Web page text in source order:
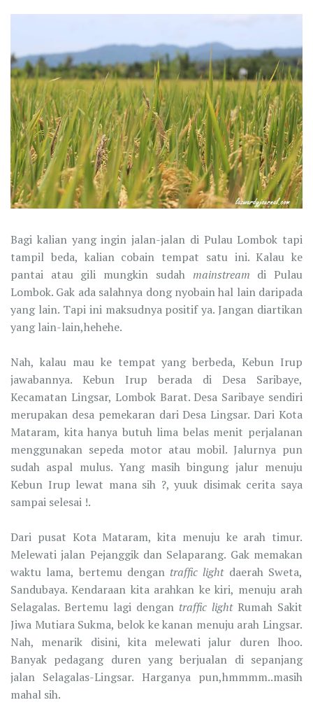
Bagi kalian yang ingin jalan-jalan di Pulau Lombok tapi
tampil beda, kalian cobain tempat satu ini. Kalau ke
pantai atau gili mungkin sudah mainstream di Pulau
Lombok. Gak ada salahnya dong nyobain hal lain daripada
yang lain. Tapi ini maksudnya positif ya. Jangan diartikan
yang lain-lain,hehehe.
Nah, kalau mau ke tempat yang berbeda, Kebun Irup
jawabannya. Kebun Irup berada di Desa Saribaye,
Kecamatan Lingsar, Lombok Barat. Desa Saribaye sendiri
merupakan desa pemekaran dari Desa Lingsar. Dari Kota
Mataram, kita hanya butuh lima belas menit perjalanan
menggunakan sepeda motor atau mobil. Jalurnya pun
sudah aspal mulus. Yang masih bingung jalur menuju
Kebun Irup lewat mana sih ?, yuuk disimak cerita saya
sampai selesai !.
Dari pusat Kota Mataram, kita menuju ke arah timur.
Melewati jalan Pejanggik dan Selaparang. Gak memakan
waktu lama, bertemu dengan traffic light daerah Sweta,
Sandubaya. Kendaraan kita arahkan ke kiri, menuju arah
Selagalas. Bertemu lagi dengan traffic lightRumah Sakit
Jiwa Mutiara Sukma, belok ke kanan menuju arah Lingsar.
Nah, menarik disini, kita melewati jalur duren lhoo.
Banyak pedagang duren yang berjualan di sepanjang
jalan Selagalas-Lingsar. Harganya pun,hmmmm..masih
mahal sih.